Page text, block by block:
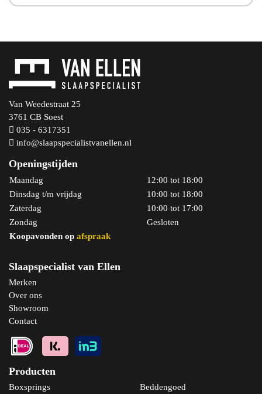
Chat voor advies
Van Weedestraat 25
3761 CB Soest
035 - 6317351
info@slaapspecialistvanellen.nl
Openingstijden
Maandag
12:00 tot 18:00
Dinsdag t/m vrijdag
10:00 tot 18:00
Zaterdag
10:00 tot 17:00
Zondag
Gesloten
Koopavonden op afspraak
Slaapspecialist van Ellen
Merken
Over ons
Showroom
Contact
Producten
Boxsprings
Beddengoed